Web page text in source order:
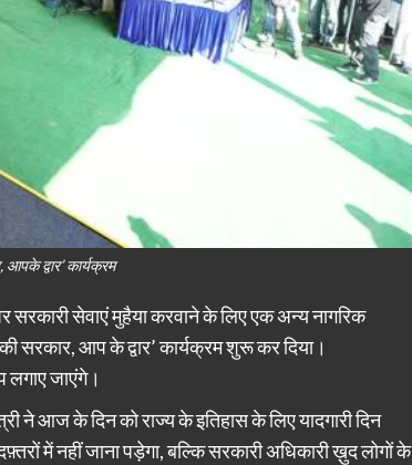
द्वार’ कार्यक्रम
सेवाएं मुहैया करवाने के लिए एक अन्य नागरिक
सरकार, आप के द्वार’ कार्यक्रम शुरू कर दिया।
लगाए जाएंगे।
आज के दिन को राज्य के इतिहास के लिए यादगारी दिन
में नहीं जाना पड़ेगा, बल्कि सरकारी अधिकारी ख़ुद लोगों के